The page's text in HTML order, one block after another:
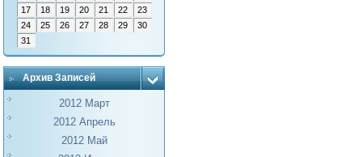
17
18 19 20 21 22
23
24
25 26 27 28 29
30
31
Архив Записей
2012 Март
2012 Апрель
2012 Май